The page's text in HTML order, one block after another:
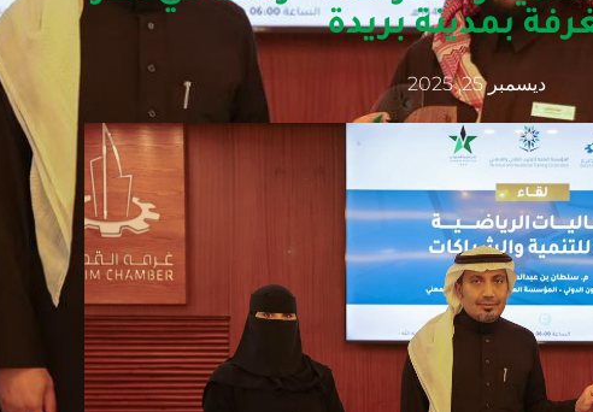
بمدينة بريدة
ديسمبر 25, 2025